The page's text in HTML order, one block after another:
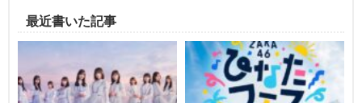
最近書いた記事